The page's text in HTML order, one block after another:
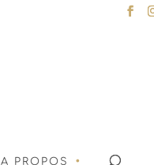
A PROPOS